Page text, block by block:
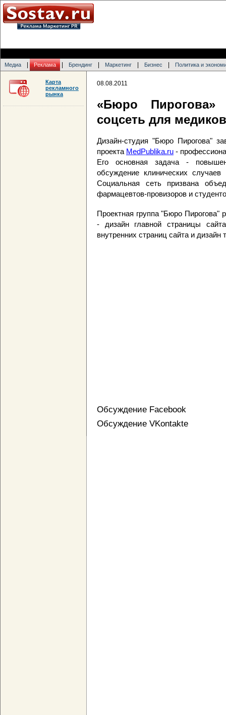
Медиа Реклама Брендинг Маркетинг Бизнес Политика и
08.08.2011
«Бюро Пирогова»
соцсеть для медиков
Дизайн-студия "Бюро Пирогова"
проекта MedPublika.ru -
Его основная задача -
обсуждение клинических
Социальная сеть призвана
фармацевтов-провизоров и
Проектная группа "Бюро Пирогова"
- дизайн главной страницы
внутренних страниц сайта и дизайн
Обсуждение Facebook
Обсуждение VKontakte
Карта
рекламного
рынка